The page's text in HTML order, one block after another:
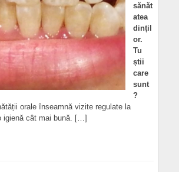
sănăt
atea
dințil
or.
Tu
știi
care
sunt
?
orale înseamnă vizite regulate la
igienă cât mai bună. […]